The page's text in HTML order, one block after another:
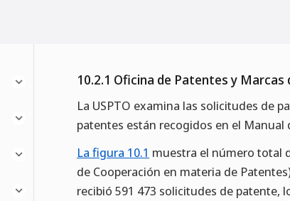
10.2.1 Oficina de Patentes y
La USPTO examina las solicitudes de
patentes están recogidos en el
La figura 10.1 muestra el número total
de Cooperación en materia de
recibió 591 473 solicitudes de patente,